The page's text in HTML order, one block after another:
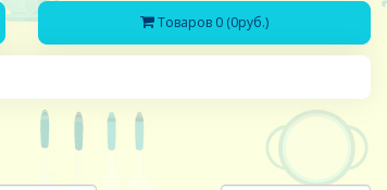
Товаров 0 (0руб.)